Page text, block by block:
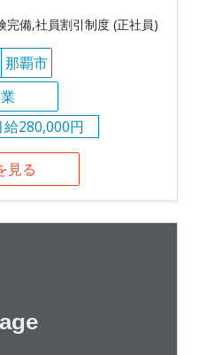
完備,社員割引制度 (正社員)
那覇市
給280,000円
見る